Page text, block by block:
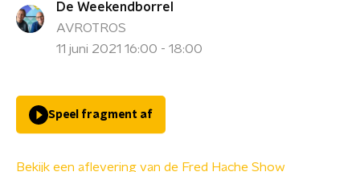
De Weekendborrel
AVROTROS
11 juni 2021 16:00 - 18:00
Speel fragment af
Bekijk een aflevering van de Fred Hache Show